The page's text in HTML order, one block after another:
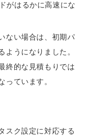
がはるかに高速にな
ない場合は、初期パ
ようになりました。
終的な見積もりでは
っています。
スク設定に対応する